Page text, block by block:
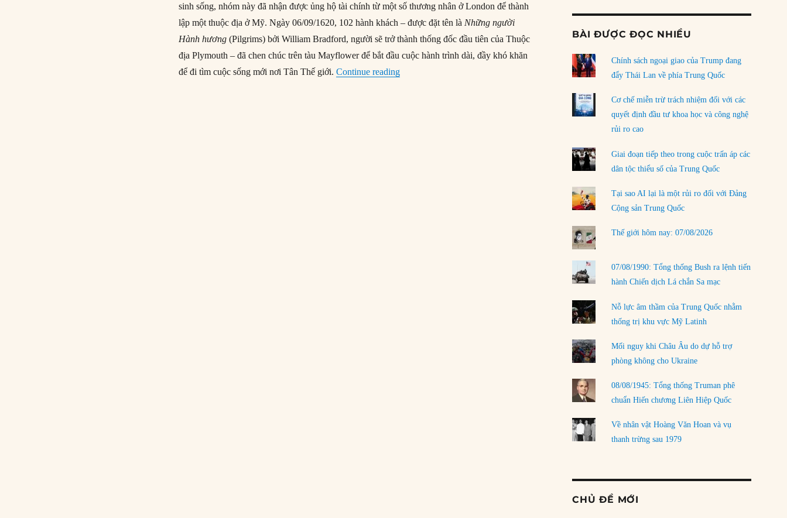
sinh sống, nhóm này đã nhận được ủng hộ tài chính từ một số thương nhân ở London để thành
lập một thuộc địa ở Mỹ. Ngày 06/09/1620, 102 hành khách – được đặt tên là Những người
Hành hương (Pilgrims) bởi William Bradford, người sẽ trở thành thống đốc đầu tiên của Thuộc
địa Plymouth – đã chen chúc trên tàu Mayflower để bắt đầu cuộc hành trình dài, đầy khó khăn
để đi tìm cuộc sống mới nơi Tân Thế giới.Continue reading“18/12/1620: Tàu Mayflower cập cảng Plymouth”
Ngoại trưởng Nhật Bản?
Dương
03/08/2026
Đặt cược vào thất bại: Các quỹ đầu tư mạo
hiểm quốc gia và khía cạnh chính trị của vốn
02/08/2026
Làm thế nào để kết thúc Chiến tranh Iran?
01/08/2026
Chiến lược kế tiếp của Bắc Kinh ở Biển Đông
31/07/2026
LOAD MORE
BÀI ĐƯỢC ĐỌC NHIỀU
Chính sách ngoại giao của Trump đang
đẩy Thái Lan về phía Trung Quốc
Cơ chế miễn trừ trách nhiệm đối với các
quyết định đầu tư khoa học và công nghệ
rủi ro cao
Giai đoạn tiếp theo trong cuộc trấn áp các
dân tộc thiểu số của Trung Quốc
Tại sao AI lại là một rủi ro đối với Đảng
Cộng sản Trung Quốc
Thế giới hôm nay: 07/08/2026
07/08/1990: Tổng thống Bush ra lệnh tiến
hành Chiến dịch Lá chắn Sa mạc
Nỗ lực âm thầm của Trung Quốc nhằm
thống trị khu vực Mỹ Latinh
Mối nguy khi Châu Âu do dự hỗ trợ
phòng không cho Ukraine
08/08/1945: Tổng thống Truman phê
chuẩn Hiến chương Liên Hiệp Quốc
Về nhân vật Hoàng Văn Hoan và vụ
thanh trừng sau 1979
CHỦ ĐỀ MỚI